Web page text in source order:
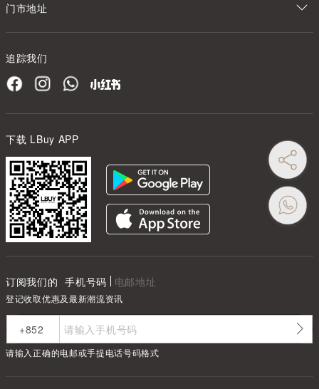
门市地址
追踪我们
下载 LBuy APP
订阅我们的 手机号码 电邮地址
登记收取优惠及最新潮流资讯
请输入正确的电邮或手提电话号码格式